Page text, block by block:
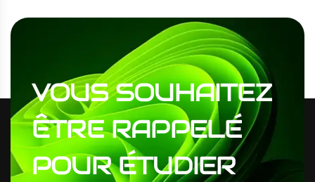
VOUS SOUHAITEZ
ÊTRE RAPPELÉ
POUR ÉTUDIER